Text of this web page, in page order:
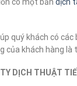
quý khách có
của khách hàng
DỊCH THUẬT